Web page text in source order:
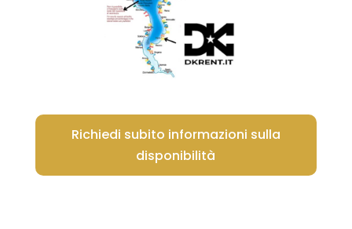
Richiedi subito informazioni sulla
disponibilità